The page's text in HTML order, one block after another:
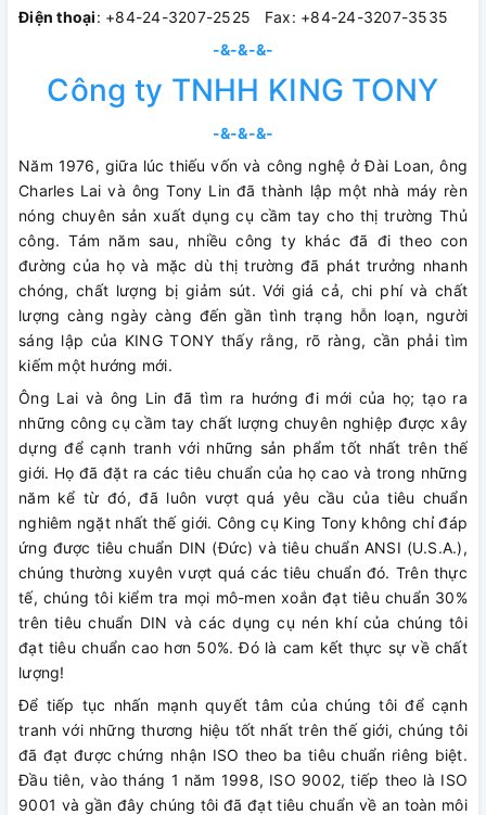
Điện thoại: +84-24-3207-2525 Fax: +84-24-3207-3535
-&-&-&-
Công ty TNHH KING TONY
-&-&-&-
Năm 1976, giữa lúc thiếu vốn và công nghệ ở Đài Loan, ông
Charles Lai và ông Tony Lin đã thành lập một nhà máy rèn
nóng chuyên sản xuất dụng cụ cầm tay cho thị trường Thủ
công. Tám năm sau, nhiều công ty khác đã đi theo con
đường của họ và mặc dù thị trường đã phát trưởng nhanh
chóng, chất lượng bị giảm sút. Với giá cả, chi phí và chất
lượng càng ngày càng đến gần tình trạng hỗn loạn, người
sáng lập của KING TONY thấy rằng, rõ ràng, cần phải tìm
kiếm một hướng mới.
Ông Lai và ông Lin đã tìm ra hướng đi mới của họ; tạo ra
những công cụ cầm tay chất lượng chuyên nghiệp được xây
dựng để cạnh tranh với những sản phẩm tốt nhất trên thế
giới. Họ đã đặt ra các tiêu chuẩn của họ cao và trong những
năm kể từ đó, đã luôn vượt quá yêu cầu của tiêu chuẩn
nghiêm ngặt nhất thế giới. Công cụ King Tony không chỉ đáp
ứng được tiêu chuẩn DIN (Đức) và tiêu chuẩn ANSI (U.S.A.),
chúng thường xuyên vượt quá các tiêu chuẩn đó. Trên thực
tế, chúng tôi kiểm tra mọi mô-men xoắn đạt tiêu chuẩn 30%
trên tiêu chuẩn DIN và các dụng cụ nén khí của chúng tôi
đạt tiêu chuẩn cao hơn 50%. Đó là cam kết thực sự về chất
lượng!
Để tiếp tục nhấn mạnh quyết tâm của chúng tôi để cạnh
tranh với những thương hiệu tốt nhất trên thế giới, chúng tôi
đã đạt được chứng nhận ISO theo ba tiêu chuẩn riêng biệt.
Đầu tiên, vào tháng 1 năm 1998, ISO 9002, tiếp theo là ISO
9001 và gần đây chúng tôi đã đạt tiêu chuẩn về an toàn môi